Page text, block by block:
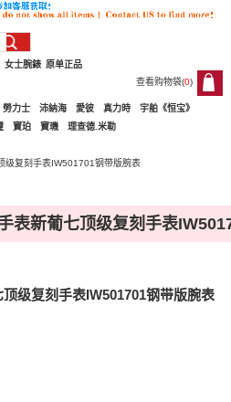
原单正品
女士腕錶
查看购物袋(0)
0
勞力士 沛納海 愛彼 真力時
宇舶《恒宝》
寶珀 寶璣 理查德.米勒
级复刻手表IW501701钢带版腕表
表新葡七顶级复刻手表
级复刻手表IW501701钢带版腕表